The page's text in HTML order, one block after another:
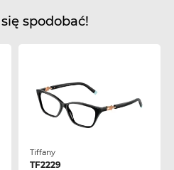
spodobać!
Tiffany
TF2229